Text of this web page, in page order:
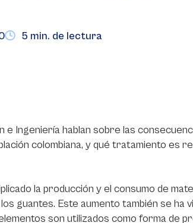
5 min. de lectura
e Ingeniería hablan sobre las
colombiana, y qué tratamiento es
la producción y el consumo de
guantes. Este aumento también se ha
son utilizados como forma de